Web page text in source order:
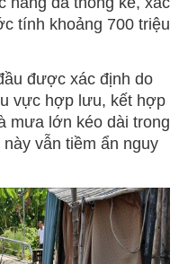
tính khoảng 700 triệu
được xác định do
vực hợp lưu, kết hợp
mưa lớn kéo dài trong
vẫn tiềm ẩn nguy